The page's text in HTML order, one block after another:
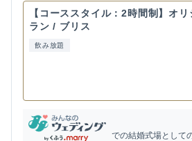
【コーススタイル：2時間制】オ
ラン / ブリス
飲み放題
での結婚式場として